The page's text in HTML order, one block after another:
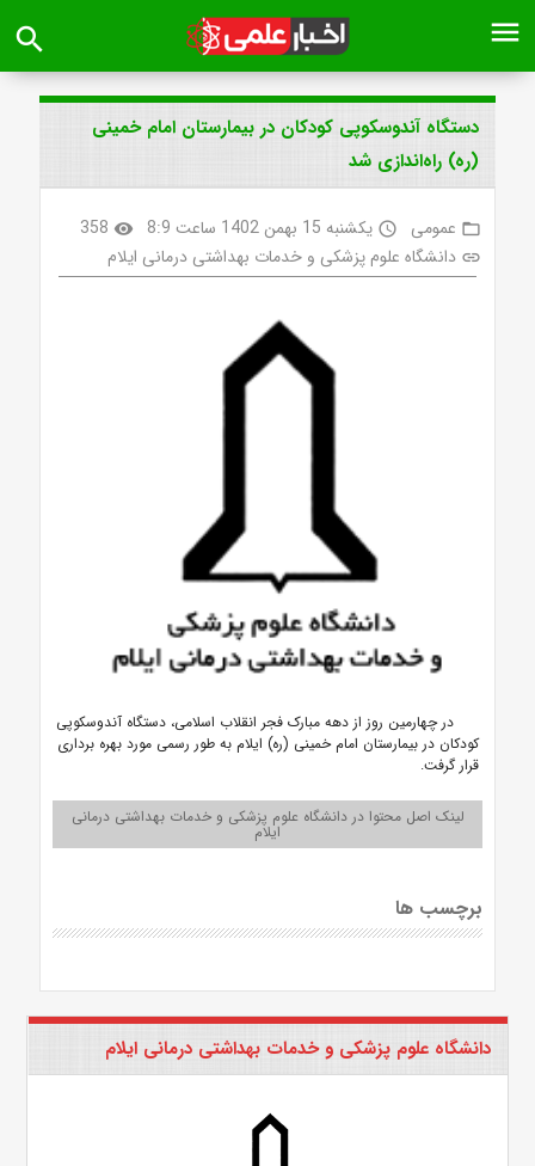
menu
search
دستگاه آندوسکوپی کودکان در بیمارستان امام خمینی
(ره) راه‌اندازی شد
folder_open عمومی access_time یکشنبه 15 بهمن 1402 ساعت 8:9 visibility
358
link دانشگاه علوم پزشکی و خدمات بهداشتی درمانی ایلام
در چهارمین روز از دهه مبارک فجر انقلاب اسلامی، دستگاه آندوسکوپی
کودکان در بیمارستان امام خمینی (ره) ایلام به طور رسمی مورد بهره برداری
قرار گرفت.
لینک اصل محتوا در دانشگاه علوم پزشکی و خدمات بهداشتی درمانی
ایلام
برچسب ها
دانشگاه علوم پزشکی و خدمات بهداشتی درمانی ایلام